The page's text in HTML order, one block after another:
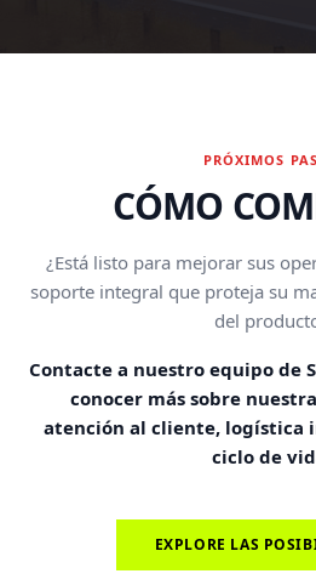
PRÓXIMOS
CÓMO
¿Está listo para mejorar sus
soporte integral que proteja su
del
Contacte a nuestro equipo de
conocer más sobre
atención al cliente, logística
ciclo de
EXPLORE LAS